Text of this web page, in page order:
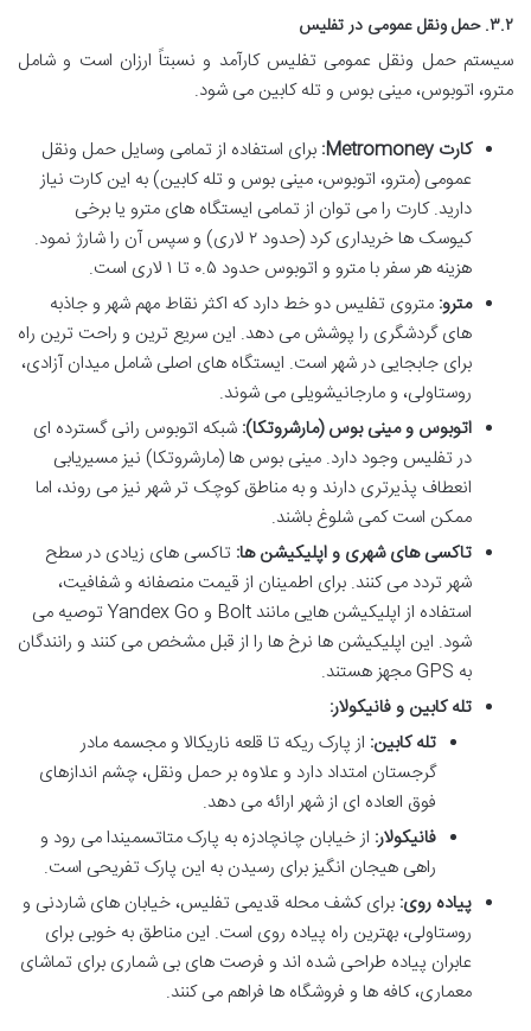
۳.۲. حمل ونقل عمومی در تفلیس
سیستم حمل ونقل عمومی تفلیس کارآمد و نسبتاً ارزان است و شامل
مترو، اتوبوس، مینی بوس و تله کابین می شود.
کارت Metromoney:
برای استفاده از تمامی وسایل حمل ونقل
عمومی (مترو، اتوبوس، مینی بوس و تله کابین) به این کارت نیاز
دارید. کارت را می توان از تمامی ایستگاه های مترو یا برخی
کیوسک ها خریداری کرد (حدود ۲ لاری) و سپس آن را شارژ نمود.
هزینه هر سفر با مترو و اتوبوس حدود ۰.۵ تا ۱ لاری است.
مترو: متروی تفلیس دو خط دارد که اکثر نقاط مهم شهر و جاذبه
های گردشگری را پوشش می دهد. این سریع ترین و راحت ترین راه
برای جابجایی در شهر است. ایستگاه های اصلی شامل میدان آزادی،
روستاولی، و مارجانیشویلی می شوند.
اتوبوس و مینی بوس (مارشروتکا): شبکه اتوبوس رانی گسترده ای
در تفلیس وجود دارد. مینی بوس ها (مارشروتکا) نیز مسیریابی
انعطاف پذیرتری دارند و به مناطق کوچک تر شهر نیز می روند، اما
ممکن است کمی شلوغ باشند.
تاکسی های شهری و اپلیکیشن ها: تاکسی های زیادی در سطح
شهر تردد می کنند. برای اطمینان از قیمت منصفانه و شفافیت،
استفاده از اپلیکیشن هایی مانند Bolt و Yandex Go توصیه می
شود. این اپلیکیشن ها نرخ ها را از قبل مشخص می کنند و رانندگان
به GPS مجهز هستند.
تله کابین و فانیکولار:
تله کابین: از پارک ریکه تا قلعه ناریکالا و مجسمه مادر
گرجستان امتداد دارد و علاوه بر حمل ونقل، چشم اندازهای
فوق العاده ای از شهر ارائه می دهد.
فانیکولار: از خیابان چانچادزه به پارک متاتسمیندا می رود و
راهی هیجان انگیز برای رسیدن به این پارک تفریحی است.
پیاده روی: برای کشف محله قدیمی تفلیس، خیابان های شاردنی و
روستاولی، بهترین راه پیاده روی است. این مناطق به خوبی برای
عابران پیاده طراحی شده اند و فرصت های بی شماری برای تماشای
معماری، کافه ها و فروشگاه ها فراهم می کنند.